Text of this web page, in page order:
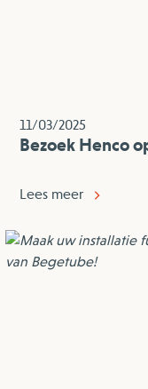
11/03/2025
Bezoek Henco
Lees meer